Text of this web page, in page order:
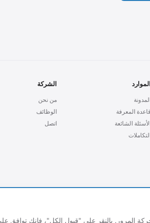
الموارد
قاعدة المعرفة
الشائعة
الشركة
من نحن
الوظائف
اتصل
المرور. بالنقر على "قبول الكل"، فإنك توافق